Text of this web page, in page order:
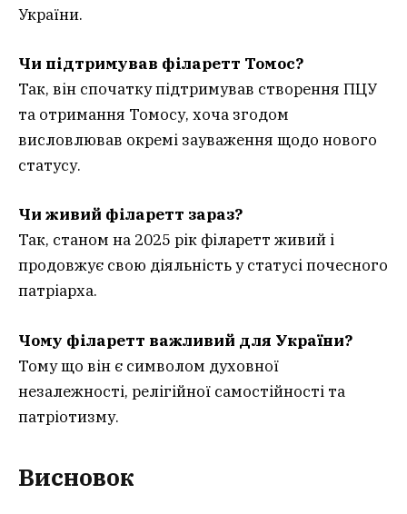
України.
Чи підтримував філаретт Томос?
Так, він спочатку підтримував створення ПЦУ
та отримання Томосу, хоча згодом
висловлював окремі зауваження щодо нового
статусу.
Чи живий філаретт зараз?
Так, станом на 2025 рік філаретт живий і
продовжує свою діяльність у статусі почесного
патріарха.
Чому філаретт важливий для України?
Тому що він є символом духовної
незалежності, релігійної самостійності та
патріотизму.
Висновок